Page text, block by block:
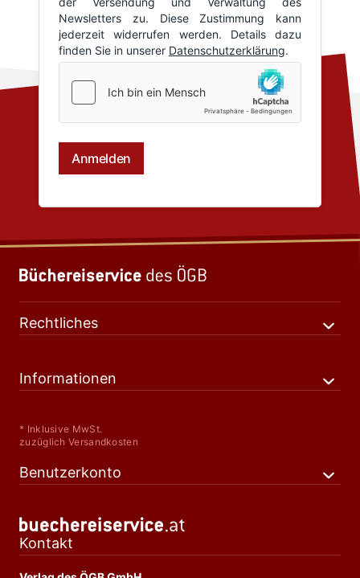
Rechtliches
Informationen
* Inklusive MwSt.
zuzüglich Versandkosten
Benutzerkonto
Kontakt